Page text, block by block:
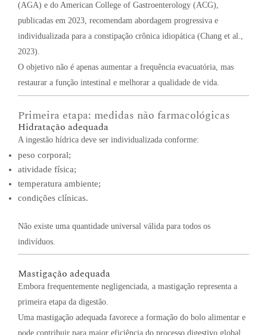
(AGA) e do American College of Gastroenterology (ACG),
publicadas em 2023, recomendam abordagem progressiva e
individualizada para a constipação crônica idiopática (Chang et al.,
2023).
O objetivo não é apenas aumentar a frequência evacuatória, mas
restaurar a função intestinal e melhorar a qualidade de vida.
Primeira etapa: medidas não farmacológicas
Hidratação adequada
A ingestão hídrica deve ser individualizada conforme:
peso corporal;
atividade física;
temperatura ambiente;
condições clínicas.
Não existe uma quantidade universal válida para todos os
indivíduos.
Mastigação adequada
Embora frequentemente negligenciada, a mastigação representa a
primeira etapa da digestão.
Uma mastigação adequada favorece a formação do bolo alimentar e
pode contribuir para maior eficiência do processo digestivo global.